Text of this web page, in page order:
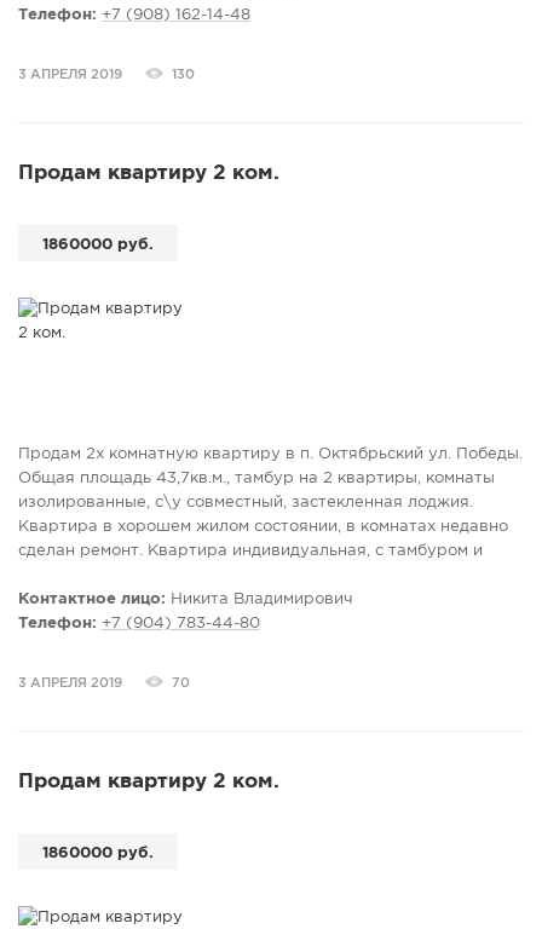
В квартире выполнен отличный ремонт, который Вам не
встройкой (варочная панель, холодильник, посудомоечная
Телефон: +7 (908) 162-14-48
3 АПРЕЛЯ 2019 130
Продам квартиру 2 ком.
1860000 руб.
Продам 2х комнатную квартиру в п. Октябрьский ул. Победы.
Общая площадь 43,7кв.м., тамбур на 2 квартиры, комнаты
изолированные, с\у совместный, застекленная лоджия.
Квартира в хорошем жилом состоянии, в комнатах недавно
сделан ремонт. Квартира индивидуальная, с тамбуром и
автомобиля. Таких квартир в данном доме нет.
Инфраструктура в шаговой доступности: садики, школа,
Контактное лицо: Никита Владимирович
Телефон: +7 (904) 783-44-80
3 АПРЕЛЯ 2019 70
Продам квартиру 2 ком.
1860000 руб.